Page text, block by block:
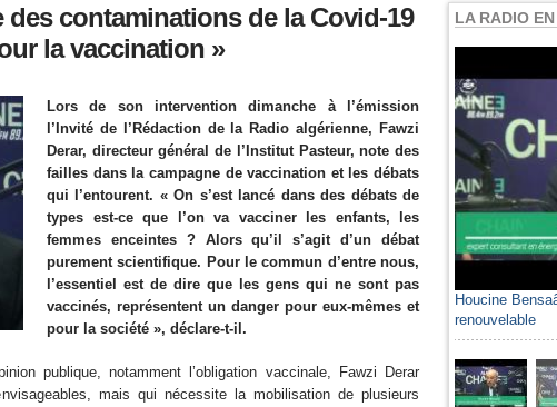
des contaminations de la Covid-19
la vaccination »
Lors de son intervention dimanche à l’émission
l’Invité de l’Rédaction de la Radio algérienne, Fawzi
Derar, directeur général de l’Institut Pasteur, note des
failles dans la campagne de vaccination et les débats
qui l’entourent. « On s’est lancé dans des débats de
types est-ce que l’on va vacciner les enfants, les
femmes enceintes ? Alors qu’il s’agit d’un débat
purement scientifique. Pour le commun d’entre nous,
l’essentiel est de dire que les gens qui ne sont pas
vaccinés, représentent un danger pour eux-mêmes et
pour la société », déclare-t-il.
publique, notamment l’obligation vaccinale, Fawzi Derar
mais qui nécessite la mobilisation de plusieurs
LA RADIO
Houcine
renouvelable